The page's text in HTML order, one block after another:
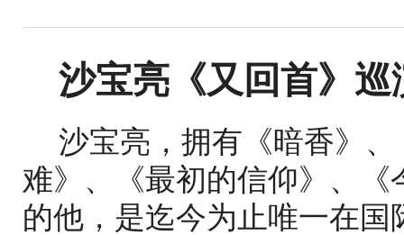
沙宝亮《又回首》巡
沙宝亮，拥有《暗香》
难》、《最初的信仰》、
的他，是迄今为止唯一在